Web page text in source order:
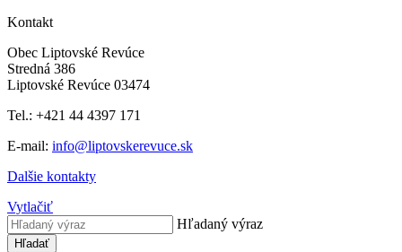
Kontakt
Obec Liptovské Revúce
Stredná 386
Liptovské Revúce 03474
Tel.: +421 44 4397 171
E-mail: info@liptovskerevuce.sk
Dalšie kontakty
Vytlačiť
Hľadaný výraz
Hľadať